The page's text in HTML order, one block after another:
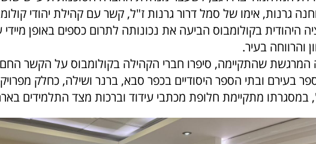
גרנות, אימו של סמל דרור גרנות ז"ל, קשר עם קהילת יהודי
היהודית בקולומבוס הביעה את נכונותה לתרום כספים באופן מיידי
והרווחה בעיר.
שהתקיימה, סיפרו חברי הקהילה בקולומבוס על הקשר החם
בעירם ובתי הספר היסודיים בכפר סבא, ברנר ושילה, כחלק
במסגרתו מתקיימת חלופת מכתבי עידוד וברכות מצד התלמידים